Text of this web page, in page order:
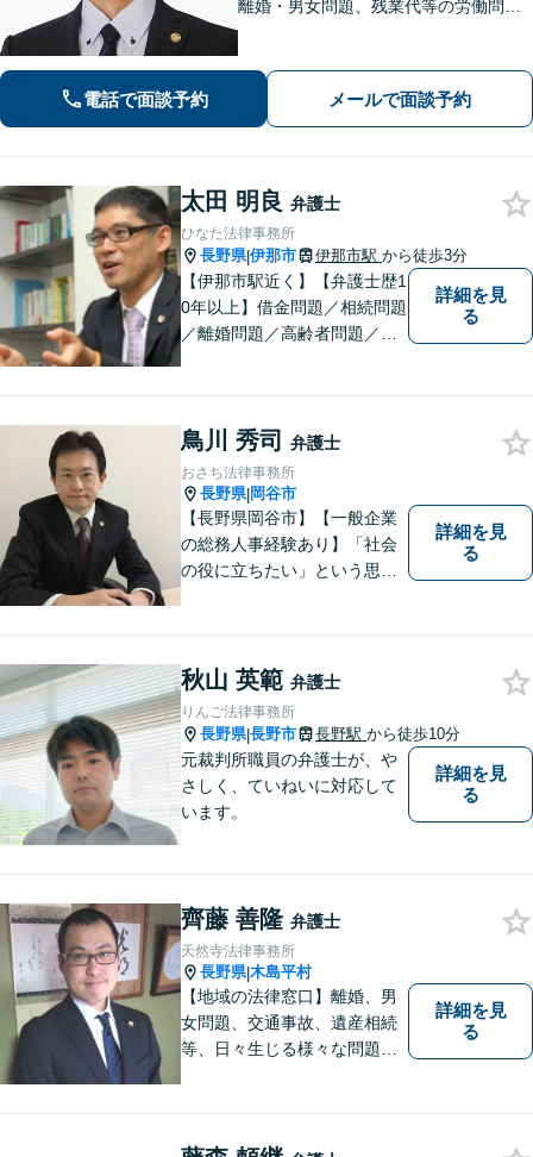
離婚・男女問題、残業代等の労働問題
頼者様と共に歩みます。お一人で悩ま
ず是非ご相談ください。
電話で面談予約 メールで面談予約
太田 明良 弁護士
ひなた法律事務所
長野県|伊那市 伊那市駅 から徒歩3分
【伊那市駅近く】【弁護士歴1
0年以上】借金問題／相続問題
／離婚問題／高齢者問題／相
根ざした弁護士】もし何かお
困りな事がございましたらお
気軽にご相談ください。
詳細を見
る
鳥川 秀司 弁護士
おさち法律事務所
長野県|岡谷市
【長野県岡谷市】【一般企業
の総務人事経験あり】「社会
の役に立ちたい」という思い
権利を守るために懸命に働き
ます。離婚・借金・交通事故
などお気軽にご相談くださ
い。
詳細を見
る
秋山 英範 弁護士
りんご法律事務所
長野県|長野市 長野駅 から徒歩10分
元裁判所職員の弁護士が、や
さしく、ていねいに対応して
います。
詳細を見
る
齊藤 善隆 弁護士
天然寺法律事務所
長野県|木島平村
【地域の法律窓口】離婚、男
女問題、交通事故、遺産相続
等、日々生じる様々な問題に
詳細を見
る